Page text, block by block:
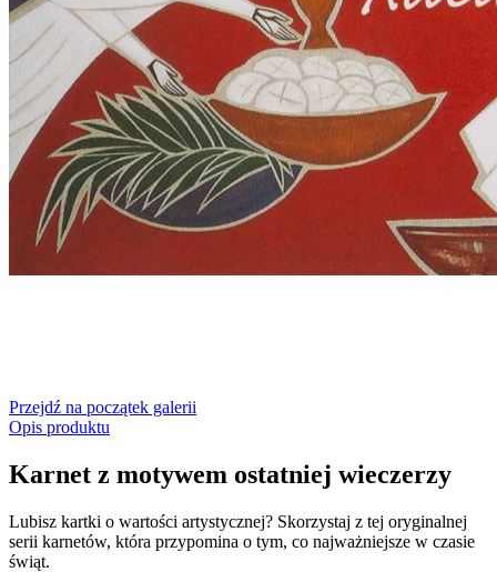
Przejdź na początek galerii
Opis produktu
Karnet z motywem ostatniej wieczerzy
Lubisz kartki o wartości artystycznej? Skorzystaj z tej oryginalnej
serii karnetów, która przypomina o tym, co najważniejsze w czasie
świąt.